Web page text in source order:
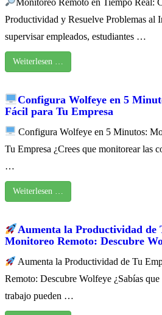
Productividad y Resuelve Problemas al
supervisar empleados, estudiantes …
Weiterlesen …
Configura Wolfeye en 5
Fácil para Tu Empresa
Configura Wolfeye en 5 Minutos:
Tu Empresa ¿Crees que monitorear las
…
Weiterlesen …
Aumenta la Productividad de
Monitoreo Remoto: Descubre
Aumenta la Productividad de Tu
Remoto: Descubre Wolfeye ¿Sabías que
trabajo pueden …